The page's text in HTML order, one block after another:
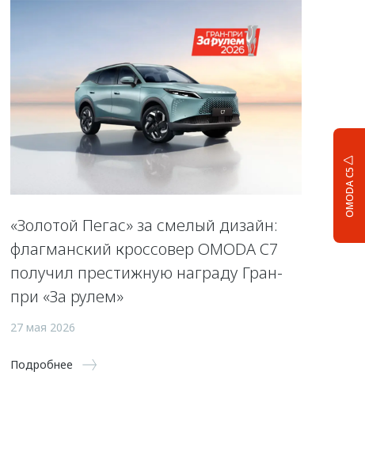
OMODA C5
«Золотой Пегас» за смелый дизайн:
флагманский кроссовер OMODA C7
получил престижную награду Гран-
при «За рулем»
27 мая 2026
Подробнее